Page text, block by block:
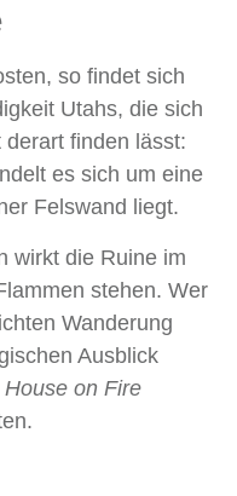
so findet sich
Utahs, die sich
finden lässt:
es sich um eine
Felswand liegt.
wirkt die Ruine im
stehen. Wer
Wanderung
Ausblick
House on Fire